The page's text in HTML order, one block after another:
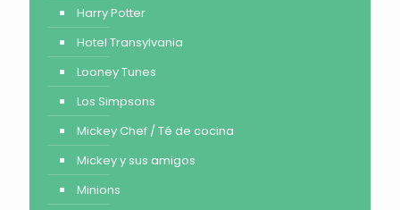
Harry Potter
Hotel Transylvania
Looney Tunes
Los Simpsons
Mickey Chef / Té de cocina
Mickey y sus amigos
Minions